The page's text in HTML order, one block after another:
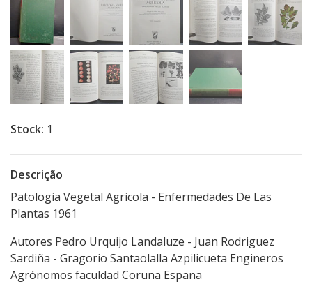
Stock: 1
Descrição
Patologia Vegetal Agricola - Enfermedades De Las
Plantas 1961
Autores Pedro Urquijo Landaluze - Juan Rodriguez
Sardiña - Gragorio Santaolalla Azpilicueta Engineros
Agrónomos faculdad Coruna Espana